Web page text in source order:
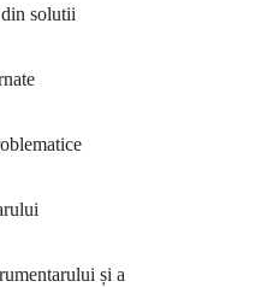
solutii
și a